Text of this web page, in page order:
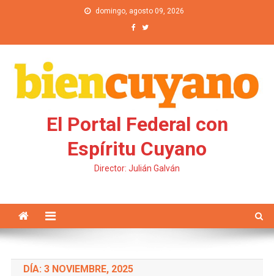
domingo, agosto 09, 2026
El Portal Federal con
Espíritu Cuyano
Director: Julián Galván
DÍA: 3 NOVIEMBRE, 2025